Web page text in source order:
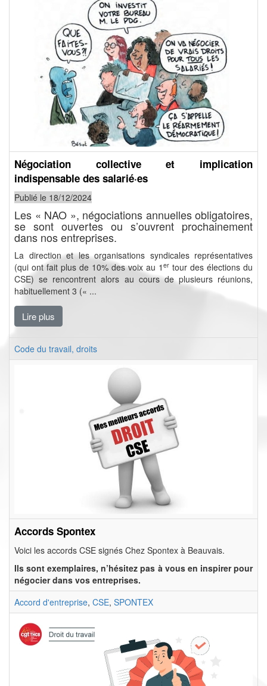
Négociation collective et implication
indispensable des salarié·es
Publié le 18/12/2024
Les « NAO », négociations annuelles obligatoires,
se sont ouvertes ou s’ouvrent prochainement
dans nos entreprises.
La direction et les organisations syndicales représentatives
(qui ont fait plus de 10% des voix au 1 er tour des élections du
CSE) se rencontrent alors au cours de plusieurs réunions,
habituellement 3 (« ...
Lire plus
Code du travail, droits
Accords Spontex
Voici les accords CSE signés Chez Spontex à Beauvais.
Ils sont exemplaires, n’hésitez pas à vous en inspirer pour
négocier dans vos entreprises.
Accord d'entreprise, CSE, SPONTEX